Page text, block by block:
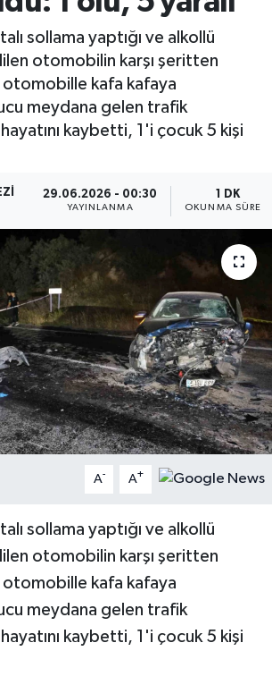
sollama yaptığı ve alkollü
otomobilin karşı şeritten
kafa kafaya
meydana gelen trafik
hayatını kaybetti, 1'i çocuk 5 kişi
29.06.2026 - 00:30
YAYINLANMA
1 DK
OKUNMA SÜRESI
A- A+
sollama yaptığı ve alkollü
otomobilin karşı şeritten
kafa kafaya
meydana gelen trafik
hayatını kaybetti, 1'i çocuk 5 kişi